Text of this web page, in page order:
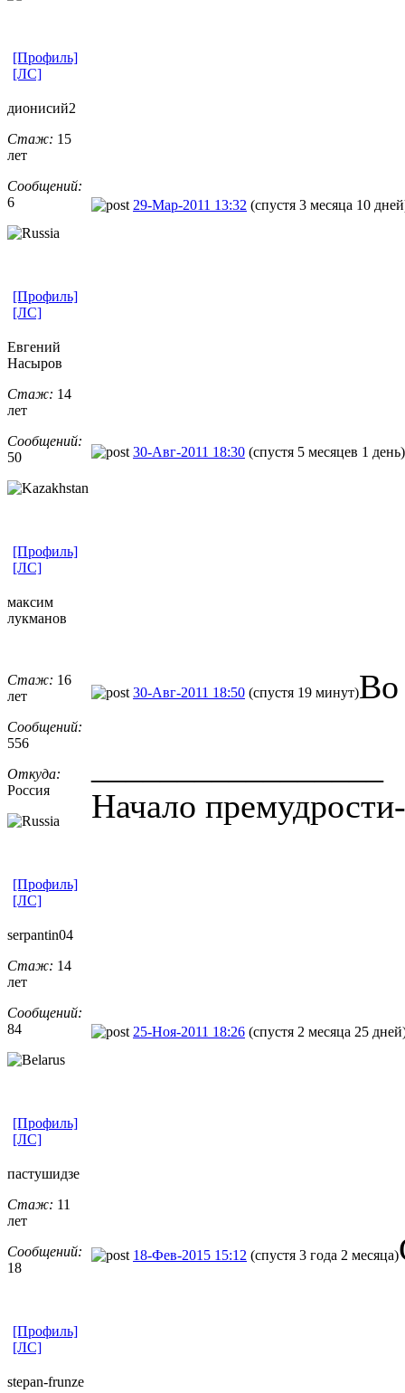
[Профиль]
[ЛС]
дионисий2
Стаж: 15
лет
Сообщений:
6
29-Мар-2011 13:32 (спустя 3 месяца 10
[Профиль]
[ЛС]
Евгений
Насыров
Стаж: 14
лет
Сообщений:
50
30-Авг-2011 18:30 (спустя 5 месяцев 1 день)
[Профиль]
[ЛС]
максим
лукманов
Стаж: 16
лет
Сообщений:
556
Откуда:
Россия
30-Авг-2011 18:50 (спустя 19 минут)
Начало
[Профиль]
[ЛС]
serpantin04
Стаж: 14
лет
Сообщений:
84
25-Ноя-2011 18:26 (спустя 2 месяца 25
[Профиль]
[ЛС]
пастушидзе
Стаж: 11
лет
Сообщений:
18
18-Фев-2015 15:12 (спустя 3 года 2 месяца)
[Профиль]
[ЛС]
stepan-frunz​e